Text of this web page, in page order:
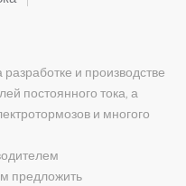
и производстве
постоянного тока, а
и многого
предложить